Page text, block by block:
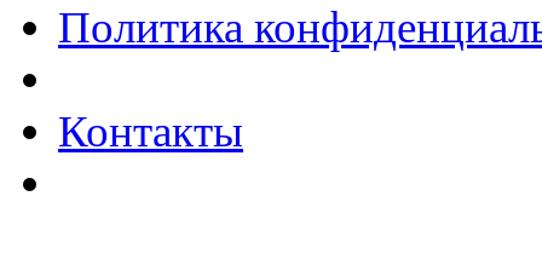
Политика
Контакты